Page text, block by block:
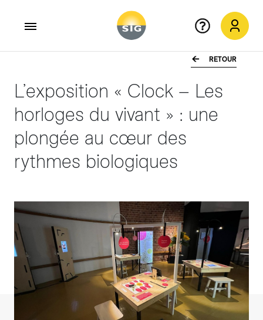
RETOUR
L’exposition « Clock – Les
horloges du vivant » : une
plongée au cœur des
rythmes biologiques